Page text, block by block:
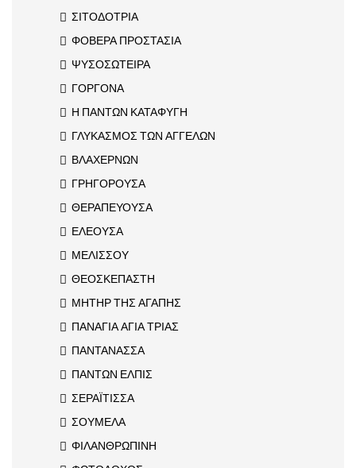
ΣΙΤΟΔΟΤΡΙΑ
ΦΟΒΕΡΑ ΠΡΟΣΤΑΣΙΑ
ΨΥΣΟΣΩΤΕΙΡΑ
ΓΟΡΓΟΝΑ
Η ΠΑΝΤΩΝ ΚΑΤΑΦΥΓΗ
ΓΛΥΚΑΣΜΟΣ ΤΩΝ ΑΓΓΕΛΩΝ
ΒΛΑΧΕΡΝΩΝ
ΓΡΗΓΟΡΟΥΣΑ
ΘΕΡΑΠΕΥΟΥΣΑ
ΕΛΕΟΥΣΑ
ΜΕΛΙΣΣΟΥ
ΘΕΟΣΚΕΠΑΣΤΗ
ΜΗΤΗΡ ΤΗΣ ΑΓΑΠΗΣ
ΠΑΝΑΓΙΑ ΑΓΙΑ ΤΡΙΑΣ
ΠΑΝΤΑΝΑΣΣΑ
ΠΑΝΤΩΝ ΕΛΠΙΣ
ΣΕΡΑΪΤΙΣΣΑ
ΣΟΥΜΕΛΑ
ΦΙΛΑΝΘΡΩΠΙΝΗ